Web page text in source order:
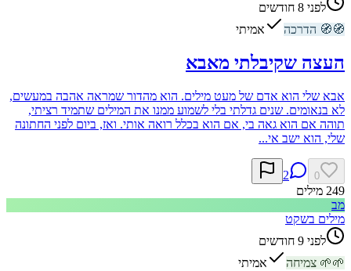
לפני 8 חודשים
🧭
🧭 הדרכה אמיתי
העצה שקיבלתי מאבא
אבא שלי הוא אדם של מעט מילים. הוא מהדור שמראה אהבה במעשים,
לא בנאומים. שנים גדלתי בלי לשמוע ממנו את המילים שתמיד רציתי,
תוהה אם הוא גאה בי, אם הוא בכלל רואה אותי. ואז, ביום לפני החתונה
שלי, הוא ישב אי...
0
2
249 מילים
מב
מילים בשקט
לפני 9 חודשים
🌱
🌱 צמיחה אמיתי